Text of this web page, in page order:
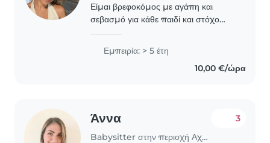
Είμαι βρεφοκόμος με αγάπη και
σεβασμό για κάθε παιδί και στόχο
περίπου τρία χρόνια εμπειρίας σε
Εμπειρία: > 5 έτη
10,00 €/ώρα
Άννα
Babysitter στην περιοχή Αχαρνές
3